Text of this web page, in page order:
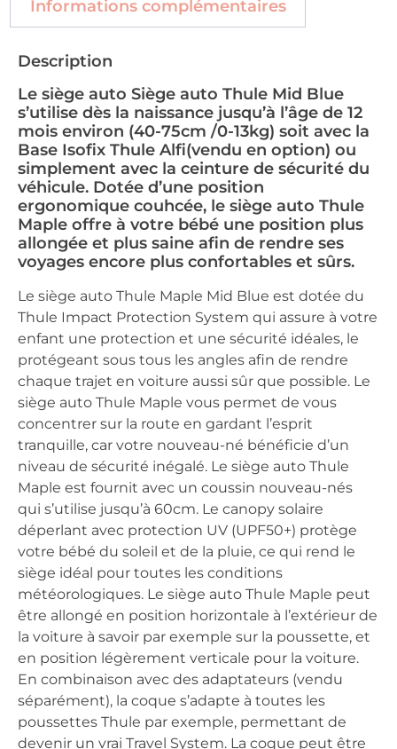
Informations complémentaires
Description
Le siège auto Siège auto Thule Mid Blue
s’utilise dès la naissance jusqu’à l’âge de 12
mois environ (40-75cm /0-13kg) soit avec la
Base Isofix Thule Alfi(vendu en option) ou
simplement avec la ceinture de sécurité du
véhicule. Dotée d’une position
ergonomique couhcée, le siège auto Thule
Maple offre à votre bébé une position plus
allongée et plus saine afin de rendre ses
voyages encore plus confortables et sûrs.
Le siège auto Thule Maple Mid Blue est dotée du
Thule Impact Protection System qui assure à votre
enfant une protection et une sécurité idéales, le
protégeant sous tous les angles afin de rendre
chaque trajet en voiture aussi sûr que possible. Le
siège auto Thule Maple vous permet de vous
concentrer sur la route en gardant l’esprit
tranquille, car votre nouveau-né bénéficie d’un
niveau de sécurité inégalé. Le siège auto Thule
Maple est fournit avec un coussin nouveau-nés
qui s’utilise jusqu’à 60cm. Le canopy solaire
déperlant avec protection UV (UPF50+) protège
votre bébé du soleil et de la pluie, ce qui rend le
siège idéal pour toutes les conditions
météorologiques. Le siège auto Thule Maple peut
être allongé en position horizontale à l’extérieur de
la voiture à savoir par exemple sur la poussette, et
en position légèrement verticale pour la voiture.
En combinaison avec des adaptateurs (vendu
séparément), la coque s’adapte à toutes les
poussettes Thule par exemple, permettant de
devenir un vrai Travel System. La coque peut être